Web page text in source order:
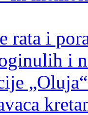
rata i
i